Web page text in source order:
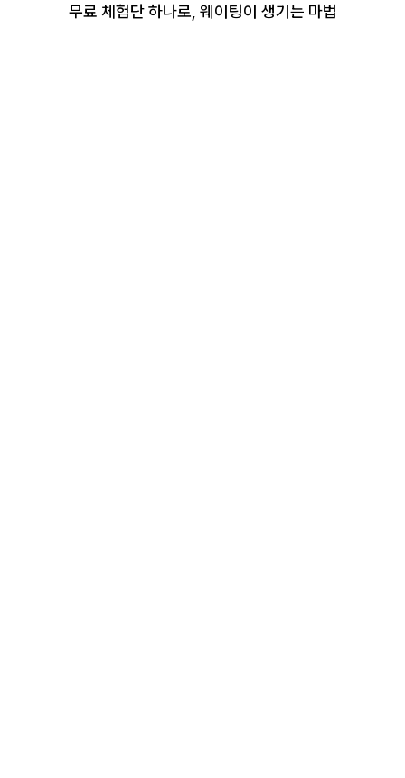
무료 체험단 하나로, 웨이팅이 생기는 마법